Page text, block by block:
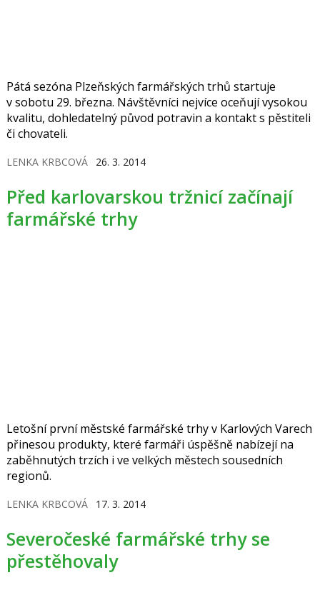
Pátá sezóna Plzeňských farmářských trhů startuje
v sobotu 29. března. Návštěvníci nejvíce oceňují vysokou
kvalitu, dohledatelný původ potravin a kontakt s pěstiteli
či chovateli.
LENKA KRBCOVÁ 26. 3. 2014
Před karlovarskou tržnicí začínají
farmářské trhy
Letošní první městské farmářské trhy v Karlových Varech
přinesou produkty, které farmáři úspěšně nabízejí na
zaběhnutých trzích i ve velkých městech sousedních
regionů.
LENKA KRBCOVÁ 17. 3. 2014
Severočeské farmářské trhy se
přestěhovaly